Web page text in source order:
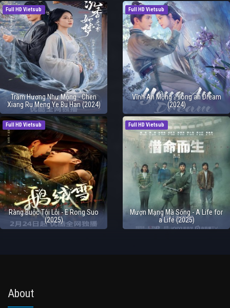
Full HD Vietsub
Trầm Hương Như Mộng - Chen
Xiang Ru Meng Ye Bu Han (2024)
Full HD Vietsub
Vĩnh An Mộng - Yong an Dream
(2024)
Full HD Vietsub
Ràng Buộc Tội Lỗi - E Rong Suo
(2025)
Full HD Vietsub
Mượn Mạng Mà Sống - A Life for
a Life (2025)
About